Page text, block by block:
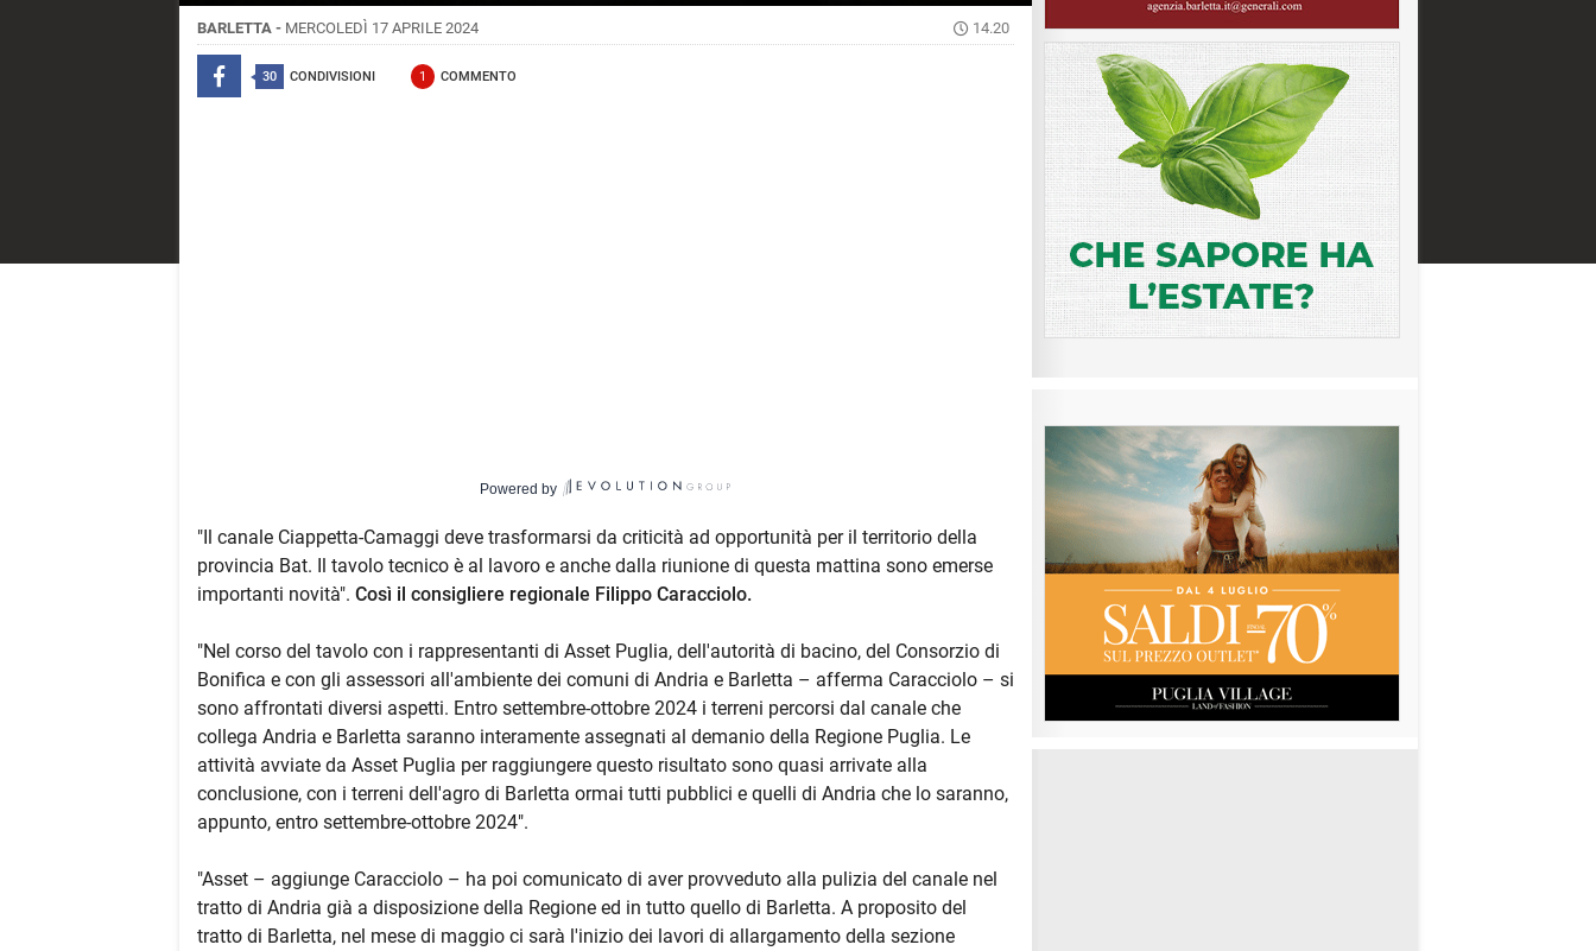
BARLETTA - MERCOLEDÌ 17 APRILE 2024 14.20
30 CONDIVISIONI 1 COMMENTO
Powered by
"Il canale Ciappetta-Camaggi deve trasformarsi da criticità ad opportunità per il territorio della
provincia Bat. Il tavolo tecnico è al lavoro e anche dalla riunione di questa mattina sono emerse
importanti novità". Così il consigliere regionale Filippo Caracciolo.
"Nel corso del tavolo con i rappresentanti di Asset Puglia, dell'autorità di bacino, del Consorzio di
Bonifica e con gli assessori all'ambiente dei comuni di Andria e Barletta – afferma Caracciolo – si
sono affrontati diversi aspetti. Entro settembre-ottobre 2024 i terreni percorsi dal canale che
collega Andria e Barletta saranno interamente assegnati al demanio della Regione Puglia. Le
attività avviate da Asset Puglia per raggiungere questo risultato sono quasi arrivate alla
conclusione, con i terreni dell'agro di Barletta ormai tutti pubblici e quelli di Andria che lo saranno,
appunto, entro settembre-ottobre 2024".
"Asset – aggiunge Caracciolo – ha poi comunicato di aver provveduto alla pulizia del canale nel
tratto di Andria già a disposizione della Regione ed in tutto quello di Barletta. A proposito del
tratto di Barletta, nel mese di maggio ci sarà l'inizio dei lavori di allargamento della sezione